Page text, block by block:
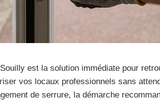
est la solution immédiate pour
vos locaux professionnels sans
de serrure, la démarche